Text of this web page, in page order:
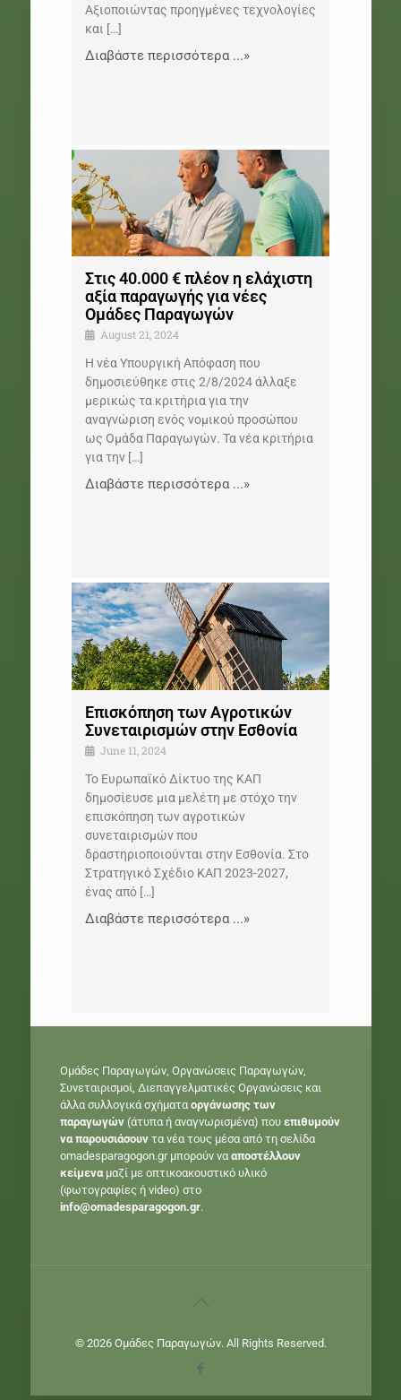
Αξιοποιώντας προηγμένες τεχνολογίες
και […]
Διαβάστε περισσότερα ...»
Στις 40.000 € πλέον η ελάχιστη
αξία παραγωγής για νέες
Ομάδες Παραγωγών
August 21, 2024
Η νέα Υπουργική Απόφαση που
δημοσιεύθηκε στις 2/8/2024 άλλαξε
μερικώς τα κριτήρια για την
αναγνώριση ενός νομικού προσώπου
ως Ομάδα Παραγωγών. Τα νέα κριτήρια
για την[…]
Διαβάστε περισσότερα ...»
Επισκόπηση των Αγροτικών
Συνεταιρισμών στην Εσθονία
June 11, 2024
Το Ευρωπαϊκό Δίκτυο της ΚΑΠ
δημοσίευσε μια μελέτη με στόχο την
επισκόπηση των αγροτικών
συνεταιρισμών που
δραστηριοποιούνται στην Εσθονία. Στο
Στρατηγικό Σχέδιο ΚΑΠ 2023-2027,
ένας από[…]
Διαβάστε περισσότερα ...»
Ομάδες Παραγωγών, Οργανώσεις Παραγωγών,
Συνεταιρισμοί, Διεπαγγελματικές Οργανώσεις και
άλλα συλλογικά σχήματαοργάνωσης των
παραγωγών(άτυπα ή αναγνωρισμένα) που επιθυμούν
να παρουσιάσουντα νέα τους μέσα από τη σελίδα
omadesparagogon.gr μπορούν νααποστέλλουν
κείμεναμαζί με οπτικοακουστικό υλικό
(φωτογραφίες ή video) στο
info@omadesparagogon.gr.
© 2026 Ομάδες Παραγωγών. All Rights Reserved.